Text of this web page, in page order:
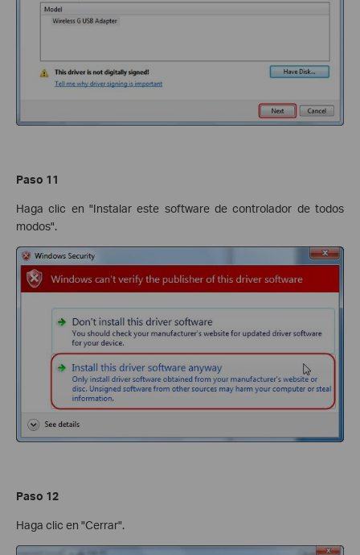
Paso 11
Haga clic en "Instalar este software de controlador de todos
modos".
Paso 12
Haga clic en "Cerrar".